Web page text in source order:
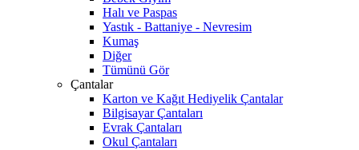
Halı ve Paspas
Yastık - Battaniye - Nevresim
Kumaş
Diğer
Tümünü Gör
Çantalar
Karton ve Kağıt Hediyelik Çantalar
Bilgisayar Çantaları
Evrak Çantaları
Okul Çantaları